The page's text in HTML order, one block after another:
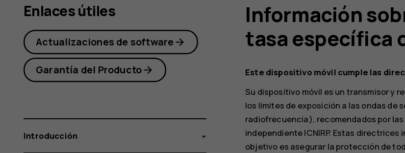
2.1
Información
tasa específica
Este dispositivo móvil cumple las
Su dispositivo móvil es un transmisor y
los límites de exposición a las ondas
radiofrecuencia), recomendados por
independiente ICNIRP. Estas
objetivo es asegurar la protección de
Enlaces útiles
Actualizaciones de software
Garantía del Producto
Introducción